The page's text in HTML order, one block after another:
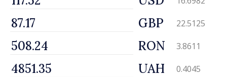
GBP 22.5125
RON 3.8611
UAH 0.4045